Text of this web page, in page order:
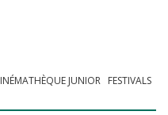
JUNIOR FESTIVALS